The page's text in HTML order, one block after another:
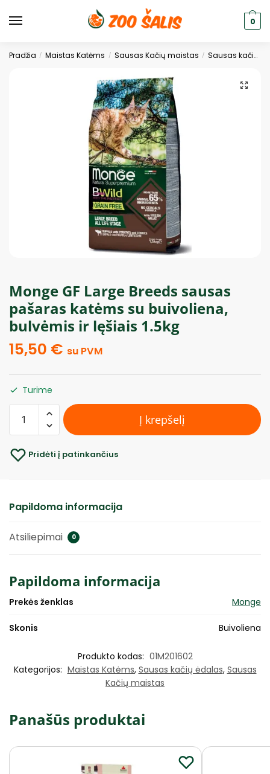
0
Pradžia / Maistas Katėms / Sausas Kačių maistas / Sausas kačių ėdalas
Monge GF Large Breeds sausas
pašaras katėms su buivoliena,
bulvėmis ir lęšiais 1.5kg
15,50 € su PVM
Turime
Į krepšelį
Pridėti į patinkančius
Papildoma informacija
Atsiliepimai 0
Papildoma informacija
Prekės ženklas Monge
Skonis Buivoliena
Produkto kodas: 01M201602
Kategorijos: Maistas Katėms, Sausas kačių ėdalas, Sausas
Kačių maistas
Panašūs produktai